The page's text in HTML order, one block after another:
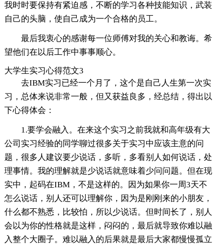
我时时要保持有紧迫感，不断的学习各种技能知识，武装
自己的头脑，使自己成为一个合格的员工。
最后我衷心的感谢每一位师傅对我的关心和教诲。希
望他们在以后工作中事事顺心。
大学生实习心得范文3
去IBM实习已经一个月了，这个是自己人生第一次实
习，总体来说非常一般，但又获益良多，经总结，得出以
下心得体会：
1.要学会融入。在来这个实习之前我就和高年级有大
公司实习经验的同学聊过很多关于实习中应该主意的问
题，很多人建议要少说话，多听，多看别人如何说话，处
理事情。我的理解就是少说话就意味着少问问题。但在现
实中，起码在IBM，不是这样的。因为如果你一周3天不
怎么说话，别人还可以理解你，因为是刚刚来的小朋友，
什么都不熟悉，比较怕，所以少说话。但时间长了，别人
会以为你的性格就是这样，闷闷的，最后就导致你难以融
入整个大圈子。难以融入的后果就是最后大家都慢慢孤立